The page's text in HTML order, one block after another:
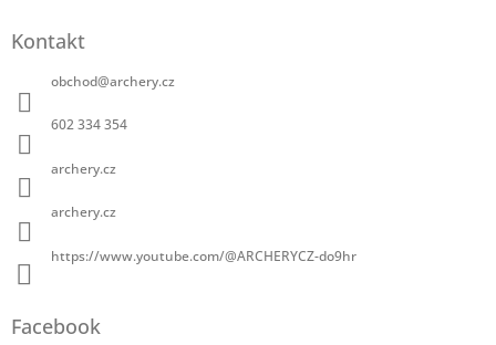
Kontakt
obchod@archery.cz
602 334 354
archery.cz
archery.cz
https://www.youtube.com/@ARCHERYCZ-do9hr
Facebook